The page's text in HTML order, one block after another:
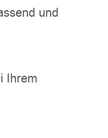
und
Ihrem